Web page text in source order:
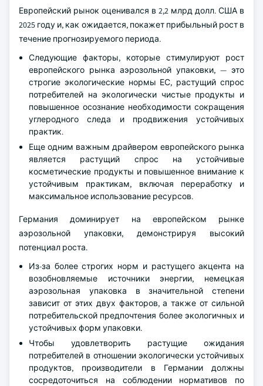
Европейский рынок оценивался в 2,2 млрд долл. США в
2025 году и, как ожидается, покажет прибыльный рост в
течение прогнозируемого периода.
Следующие факторы, которые стимулируют рост
европейского рынка аэрозольной упаковки, — это
строгие экологические нормы ЕС, растущий спрос
потребителей на экологически чистые продукты и
повышенное осознание необходимости сокращения
углеродного следа и продвижения устойчивых
практик.
Еще одним важным драйвером европейского рынка
является растущий спрос на устойчивые
косметические продукты и повышенное внимание к
устойчивым практикам, включая переработку и
максимальное использование ресурсов.
Германия доминирует на европейском рынке
аэрозольной упаковки, демонстрируя высокий
потенциал роста.
Из-за более строгих норм и растущего акцента на
возобновляемые источники энергии, немецкая
аэрозольная упаковка в значительной степени
зависит от этих двух факторов, а также от сильной
потребительской предпочтения более экологичных и
устойчивых форм упаковки.
Чтобы удовлетворить растущие ожидания
потребителей в отношении экологически устойчивых
продуктов, производители в Германии должны
сосредоточиться на соблюдении нормативов по